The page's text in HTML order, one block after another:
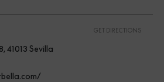
GET DIRECTIONS
41013 Sevilla